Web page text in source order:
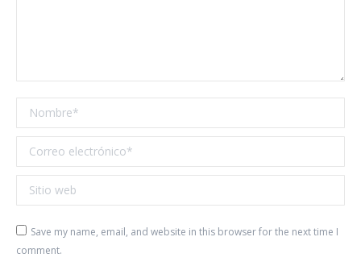
Nombre *
Correo electrónico *
Sitio web
Save my name, email, and website in this browser for the next time I
comment.